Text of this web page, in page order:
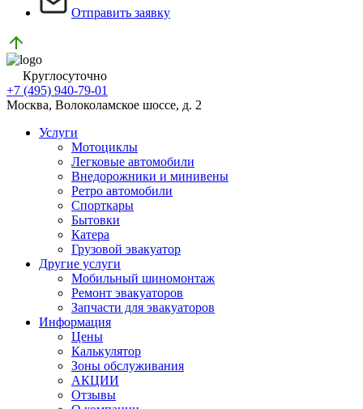
Отправить заявку
Круглосуточно
+7 (495) 940-79-01
Москва, Волоколамское шоссе, д. 2
Услуги
Мотоциклы
Легковые автомобили
Внедорожники и минивены
Ретро автомобили
Спорткары
Бытовки
Катера
Грузовой эвакуатор
Другие услуги
Мобильный шиномонтаж
Ремонт эвакуаторов
Запчасти для эвакуаторов
Информация
Цены
Калькулятор
Зоны обслуживания
АКЦИИ
Отзывы